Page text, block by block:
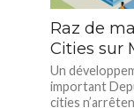
Raz de
Cities sur
Un
important
cities